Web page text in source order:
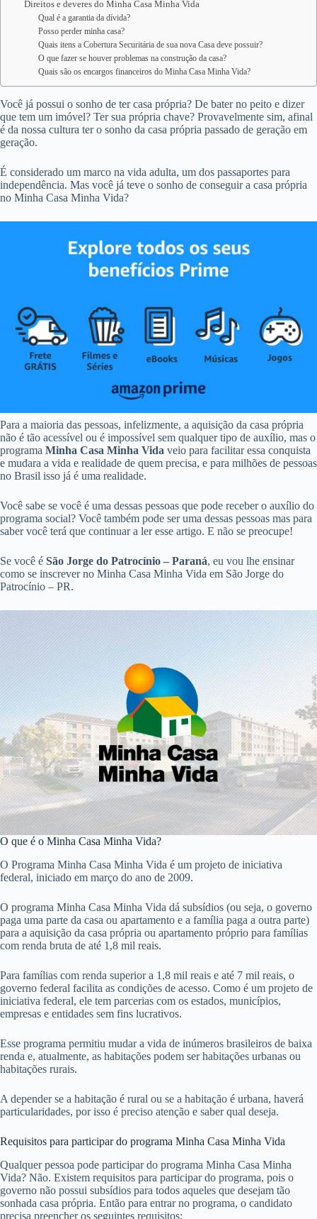
Direitos e deveres do Minha Casa Minha Vida
Qual é a garantia da dívida?
Posso perder minha casa?
Quais itens a Cobertura Securitária de sua nova Casa deve possuir?
O que fazer se houver problemas na construção da casa?
Quais são os encargos financeiros do Minha Casa Minha Vida?
Você já possui o sonho de ter casa própria? De bater no peito e dizer
que tem um imóvel? Ter sua própria chave? Provavelmente sim, afinal
é da nossa cultura ter o sonho da casa própria passado de geração em
geração.
É considerado um marco na vida adulta, um dos passaportes para
independência. Mas você já teve o sonho de conseguir a casa própria
no Minha Casa Minha Vida?
Para a maioria das pessoas, infelizmente, a aquisição da casa própria
não é tão acessível ou é impossível sem qualquer tipo de auxílio, mas o
programa Minha Casa Minha Vida veio para facilitar essa conquista
e mudara a vida e realidade de quem precisa, e para milhões de pessoas
no Brasil isso já é uma realidade.
Você sabe se você é uma dessas pessoas que pode receber o auxílio do
programa social? Você também pode ser uma dessas pessoas mas para
saber você terá que continuar a ler esse artigo. E não se preocupe!
Se você é São Jorge do Patrocínio – Paraná, eu vou lhe ensinar
como se inscrever no Minha Casa Minha Vida em São Jorge do
Patrocínio – PR.
O que é o Minha Casa Minha Vida?
O Programa Minha Casa Minha Vida é um projeto de iniciativa
federal, iniciado em março do ano de 2009.
O programa Minha Casa Minha Vida dá subsídios (ou seja, o governo
paga uma parte da casa ou apartamento e a família paga a outra parte)
para a aquisição da casa própria ou apartamento próprio para famílias
com renda bruta de até 1,8 mil reais.
Para famílias com renda superior a 1,8 mil reais e até 7 mil reais, o
governo federal facilita as condições de acesso. Como é um projeto de
iniciativa federal, ele tem parcerias com os estados, municípios,
empresas e entidades sem fins lucrativos.
Esse programa permitiu mudar a vida de inúmeros brasileiros de baixa
renda e, atualmente, as habitações podem ser habitações urbanas ou
habitações rurais.
A depender se a habitação é rural ou se a habitação é urbana, haverá
particularidades, por isso é preciso atenção e saber qual deseja.
Requisitos para participar do programa Minha Casa Minha Vida
Qualquer pessoa pode participar do programa Minha Casa Minha
Vida? Não. Existem requisitos para participar do programa, pois o
governo não possui subsídios para todos aqueles que desejam tão
sonhada casa própria. Então para entrar no programa, o candidato
precisa preencher os seguintes requisitos: